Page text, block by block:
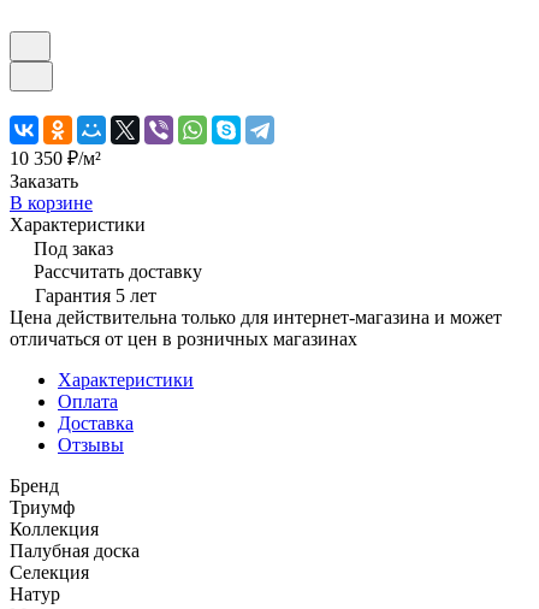
10 350 ₽/м²
Заказать
В корзине
Характеристики
Под заказ
Рассчитать доставку
Гарантия 5 лет
Цена действительна только для интернет-магазина и может
отличаться от цен в розничных магазинах
Характеристики
Оплата
Доставка
Отзывы
Бренд
Триумф
Коллекция
Палубная доска
Селекция
Натур